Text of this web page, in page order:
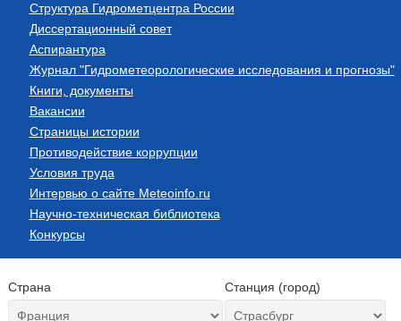
Структура Гидрометцентра России
Диссертационный совет
Аспирантура
Журнал "Гидрометеорологические исследования и прогнозы"
Книги, документы
Вакансии
Страницы истории
Противодействие коррупции
Условия труда
Интервью о сайте Meteoinfo.ru
Научно-техническая библиотека
Конкурсы
Страна Станция (город)